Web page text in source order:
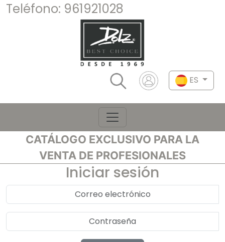
Teléfono: 961921028
ES
CATÁLOGO EXCLUSIVO PARA LA
VENTA DE PROFESIONALES
Iniciar sesión